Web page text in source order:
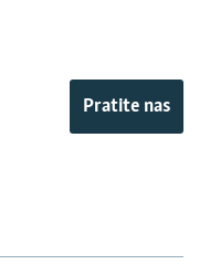
Pratite nas